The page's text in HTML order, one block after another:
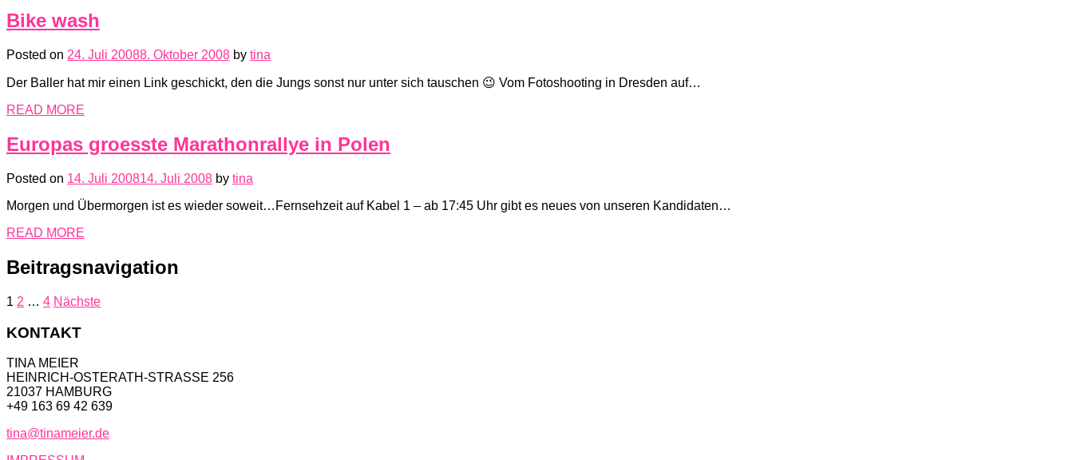
Bike wash
Posted on 24. Juli 20088. Oktober 2008 by tina
Der Baller hat mir einen Link geschickt, den die Jungs sonst nur unter sich tauschen 😉 Vom Fotoshooting in Dresden auf…
READ MORE
Europas groesste Marathonrallye in Polen
Posted on 14. Juli 200814. Juli 2008 by tina
Morgen und Übermorgen ist es wieder soweit…Fernsehzeit auf Kabel 1 – ab 17:45 Uhr gibt es neues von unseren Kandidaten…
READ MORE
Beitragsnavigation
1 2 … 4 Nächste
KONTAKT
TINA MEIER
HEINRICH-OSTERATH-STRASSE 256
21037 HAMBURG
+49 163 69 42 639
tina@tinameier.de